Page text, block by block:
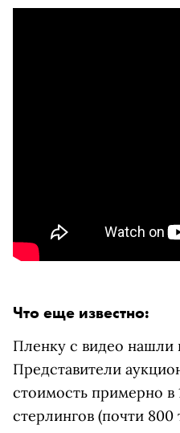
Что еще известно:
Пленку с видео нашли
Представители
стоимость примерно в
стерлингов (почти 800